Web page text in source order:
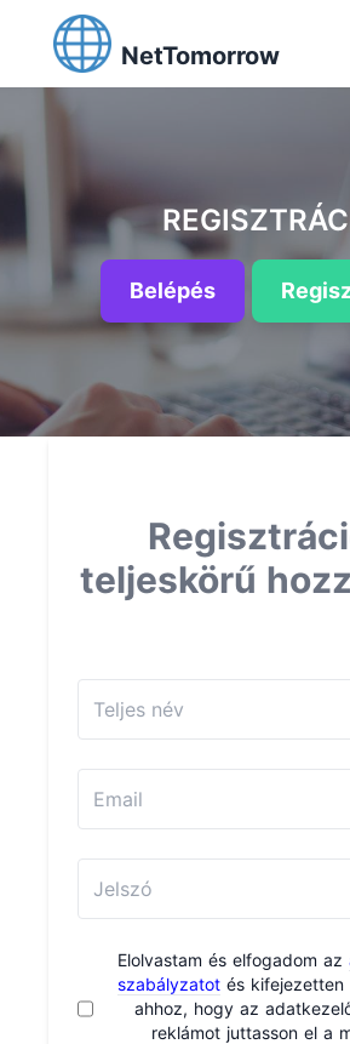
NetTomorrow
Belépés
teljeskörű
Elolvastam és elfogadom az
szabályzatotés kifejezetten
ahhoz, hogy az
reklámot juttasson el a